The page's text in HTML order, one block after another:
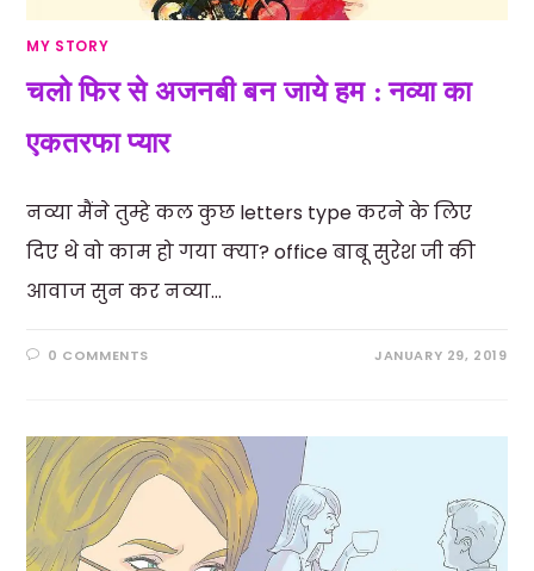
MY STORY
चलो फिर से अजनबी बन जाये हम : नव्या का
एकतरफा प्यार
नव्या मैंने तुम्हे कल कुछ letters type करने के लिए
दिए थे वो काम हो गया क्या? office बाबू सुरेश जी की
आवाज सुन कर नव्या…
0 COMMENTS JANUARY 29, 2019